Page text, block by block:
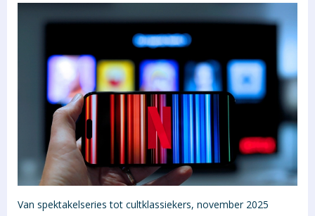
Van spektakelseries tot cultklassiekers, november 2025